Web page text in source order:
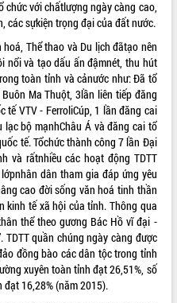
chức với chấtlượng ngày càng cao,
các sựkiện trọng đại của đất nước.
Thể thao và Du lịch đãtạo nên
nổi và tạo dấu ấn đậmnét, thu hút
toàn tỉnh và cảnước như: Đã tổ
Ma Thuột, 3lần liên tiếp đăng
tế VTV - FerroliCúp, 1 lần đăng cai
bộ mạnhChâu Á và đăng cai tổ
tế. Tổchức thành công 7 lần Đại
và rấtnhiều các hoạt động TDTT
dân tham gia đáp ứng yêu
cao đời sống văn hoá tinh thần
kinh tế xã hội của tỉnh. Thông qua
thể theo gương Bác Hồ vĩ đại -
TDTT quần chúng ngày càng được
đồng bào các dân tộc trong tỉnh
xuyên toàn tỉnh đạt 26,51%, số
16,28% (năm 2015).